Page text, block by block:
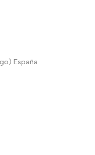
España